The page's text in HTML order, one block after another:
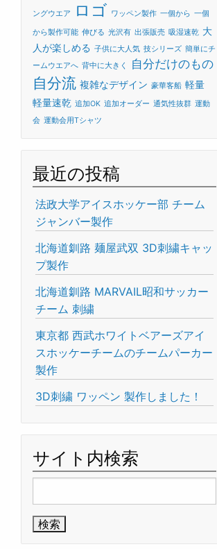
ングウエア ロゴ ワッペン製作 一個から 一個
から製作可能 伸びる 光沢有 出張販売 吸湿速乾 大
人が楽しめる 子供に大人気 技シリーズ 簡単にチ
ームウエアへ 背中に大きく 自分だけのもの
自分流 複雑なデザイン 豪華客船 軽量
軽量速乾 追加OK 追加オーダー 通気性抜群 運動
会 運動会用Tシャツ
最近の投稿
法政大学アイスホッケー部 チーム
ジャンバー製作
北海道釧路 麺屋武双 3D刺繍キャッ
プ製作
北海道釧路 MARVAIL昭和サッカー
チーム 刺繍
東京都 西武ホワイトベアーズアイ
スホッケーチームのチームパーカー
製作
3D刺繍 ワッペン 製作しました！
サイト内検索
索: